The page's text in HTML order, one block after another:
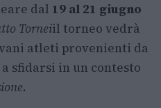
dal 19 al 21 giugno
Torneiil torneo vedrà
atleti provenienti da
sfidarsi in un contesto
.